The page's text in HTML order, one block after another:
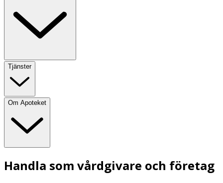
Tjänster
Om Apoteket
Handla som vårdgivare och företag